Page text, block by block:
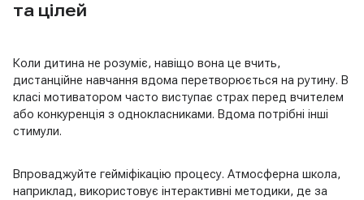
та цілей
Коли дитина не розуміє, навіщо вона це вчить,
дистанційне навчання вдома перетворюється на рутину. В
класі мотиватором часто виступає страх перед вчителем
або конкуренція з однокласниками. Вдома потрібні інші
стимули.
Впроваджуйте гейміфікацію процесу. Атмосферна школа,
наприклад, використовує інтерактивні методики, де за